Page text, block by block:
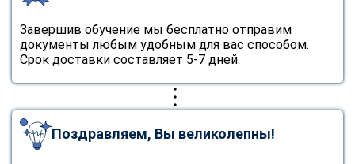
Завершив обучение мы бесплатно отправим
документы любым удобным для вас способом.
Срок доставки составляет 5-7 дней.
Поздравляем, Вы великолепны!